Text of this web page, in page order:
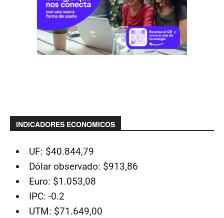
INDICADORES ECONOMICOS
UF: $40.844,79
Dólar observado: $913,86
Euro: $1.053,08
IPC: -0.2
UTM: $71.649,00